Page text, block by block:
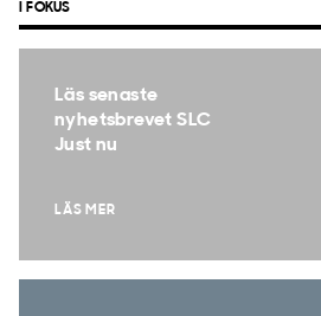
I FOKUS
Läs senaste
nyhetsbrevet SLC
Just nu
LÄS MER